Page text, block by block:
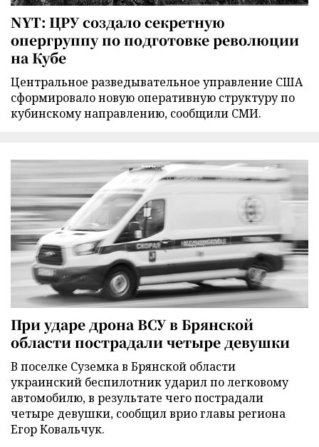
NYT: ЦРУ создало секретную
опергруппу по подготовке революции
на Кубе
Центральное разведывательное управление США
сформировало новую оперативную структуру по
кубинскому направлению, сообщили СМИ.
При ударе дрона ВСУ в Брянской
области пострадали четыре девушки
В поселке Суземка в Брянской области
украинский беспилотник ударил по легковому
автомобилю, в результате чего пострадали
четыре девушки, сообщил врио главы региона
Егор Ковальчук.